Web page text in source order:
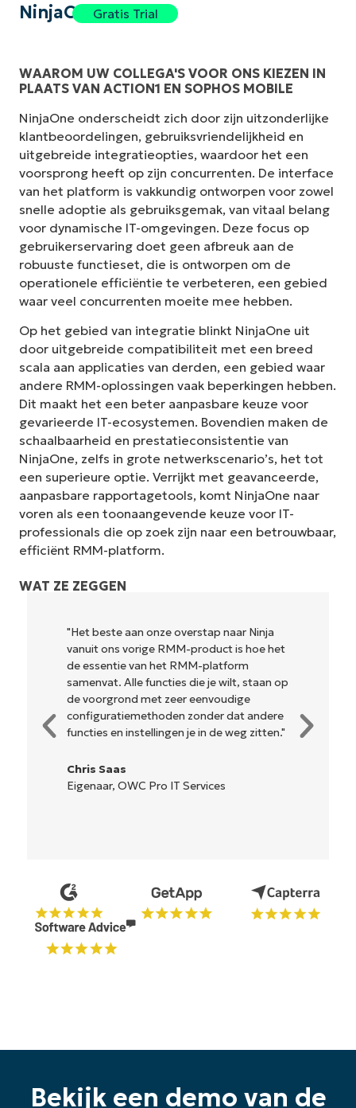
NinjaOneGratis Trial
WAAROM UW COLLEGA'S VOOR ONS KIEZEN IN
PLAATS VAN ACTION1 EN SOPHOS MOBILE
NinjaOne onderscheidt zich door zijn uitzonderlijke
klantbeoordelingen, gebruiksvriendelijkheid en
uitgebreide integratieopties, waardoor het een
voorsprong heeft op zijn concurrenten. De interface
van het platform is vakkundig ontworpen voor zowel
snelle adoptie als gebruiksgemak, van vitaal belang
voor dynamische IT-omgevingen. Deze focus op
gebruikerservaring doet geen afbreuk aan de
robuuste functieset, die is ontworpen om de
operationele efficiëntie te verbeteren, een gebied
waar veel concurrenten moeite mee hebben.
Op het gebied van integratie blinkt NinjaOne uit
door uitgebreide compatibiliteit met een breed
scala aan applicaties van derden, een gebied waar
andere RMM-oplossingen vaak beperkingen hebben.
Dit maakt het een beter aanpasbare keuze voor
gevarieerde IT-ecosystemen. Bovendien maken de
schaalbaarheid en prestatieconsistentie van
NinjaOne, zelfs in grote netwerkscenario’s, het tot
een superieure optie. Verrijkt met geavanceerde,
aanpasbare rapportagetools, komt NinjaOne naar
voren als een toonaangevende keuze voor IT-
professionals die op zoek zijn naar een betrouwbaar,
efficiënt RMM-platform.
WAT ZE ZEGGEN
"NinjaOne is ongelofelijk gebruiksvriendelijk
en combineert een vloeiende interface met
krachtige back-end functies. Er is geen
ingewikkelde installatie of moeilijk te
beheren interface. Alle opties en
hulpmiddelen zijn duidelijk gelabeld,
gemakkelijk te begrijpen en de interface
Ryan Reiffenberger
Bekijk een demo van de